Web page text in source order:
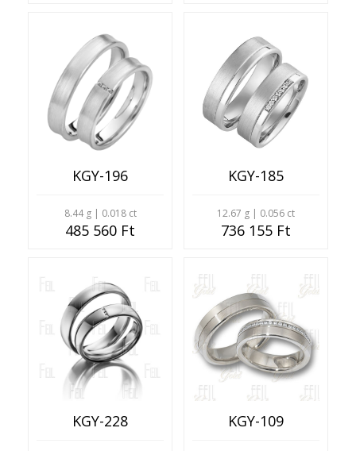
KGY-196
8.44 g | 0.018 ct
485 560 Ft
KGY-185
12.67 g | 0.056 ct
736 155 Ft
KGY-228 KGY-109